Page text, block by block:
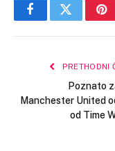
FacebookTwitter
PRETHODNI
Poznato
Manchester United
od Time